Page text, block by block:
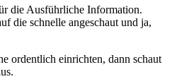
die Ausführliche Information.
die schnelle angeschaut und ja,
ordentlich einrichten, dann schaut